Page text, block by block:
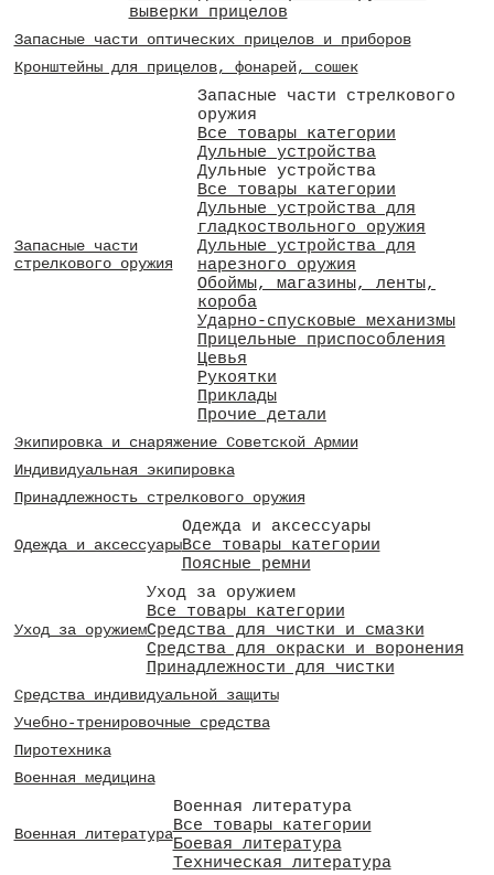
выверки прицелов
Запасные части оптических прицелов и приборов
Кронштейны для прицелов, фонарей, сошек
Запасные части
стрелкового оружия
Запасные части стрелкового
оружия
Все товары категории
Дульные устройства
Дульные устройства
Все товары категории
Дульные устройства для
гладкоствольного оружия
Дульные устройства для
нарезного оружия
Обоймы, магазины, ленты,
короба
Ударно-спусковые механизмы
Прицельные приспособления
Цевья
Рукоятки
Приклады
Прочие детали
Экипировка и снаряжение Советской Армии
Индивидуальная экипировка
Принадлежность стрелкового оружия
Одежда и аксессуары
Одежда и аксессуары
Все товары категории
Поясные ремни
Уход за оружием
Уход за оружием
Все товары категории
Средства для чистки и смазки
Средства для окраски и воронения
Принадлежности для чистки
Средства индивидуальной защиты
Учебно-тренировочные средства
Пиротехника
Военная медицина
Военная литература
Военная литература
Все товары категории
Боевая литература
Техническая литература